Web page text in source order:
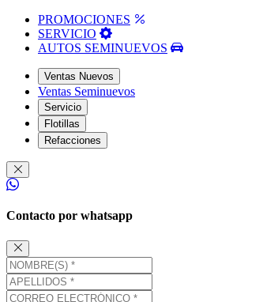
PROMOCIONES
SERVICIO
AUTOS SEMINUEVOS
Ventas Nuevos
Ventas Seminuevos
Servicio
Flotillas
Refacciones
Contacto por whatsapp